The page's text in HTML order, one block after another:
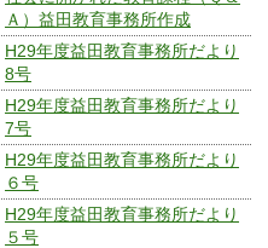
Ａ）益田教育事務所作成
H29年度益田教育事務所だより
8号
H29年度益田教育事務所だより
7号
H29年度益田教育事務所だより
６号
H29年度益田教育事務所だより
５号